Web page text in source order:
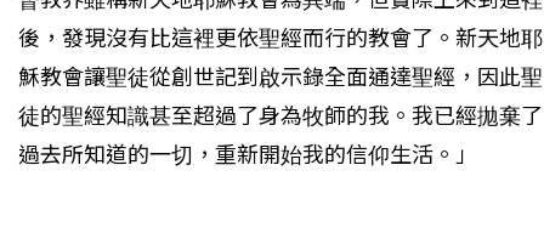
後，發現沒有比這裡更依聖經而行的教會了。新天地耶
穌教會讓聖徒從創世記到啟示錄全面通達聖經，因此聖
徒的聖經知識甚至超過了身為牧師的我。我已經拋棄了
過去所知道的一切，重新開始我的信仰生活。」